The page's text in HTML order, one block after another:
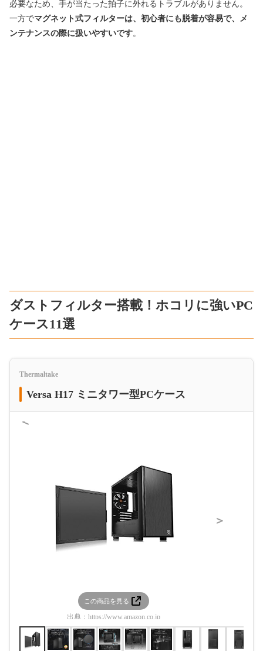
必要なため、手が当たった拍子に外れるトラブルがありません。
一方でマグネット式フィルターは、初心者にも脱着が容易で、メ
ンテナンスの際に扱いやすいです。
ダストフィルター搭載！ホコリに強いPC
ケース11選
Thermaltake
Versa H17 ミニタワー型PCケース
＜
この商品を見る
出典： https://www.amazon.co.jp
＞